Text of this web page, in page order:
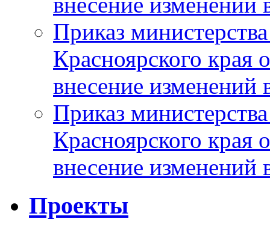
Приказ
Красноярского
внесение изменений
Приказ
Красноярского
внесение изменений
Проекты